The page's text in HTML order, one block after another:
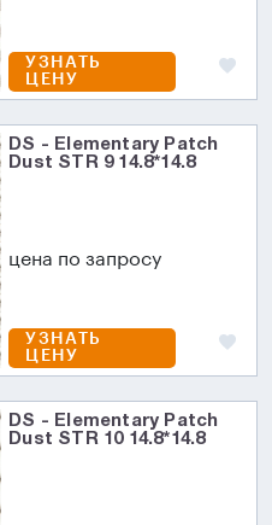
УЗНАТЬ
ЦЕНУ
DS - Elementary Patch
Dust STR 9 14.8*14.8
цена по запросу
УЗНАТЬ
ЦЕНУ
DS - Elementary Patch
Dust STR 10 14.8*14.8